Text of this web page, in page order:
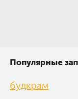
Популярные
будкрам